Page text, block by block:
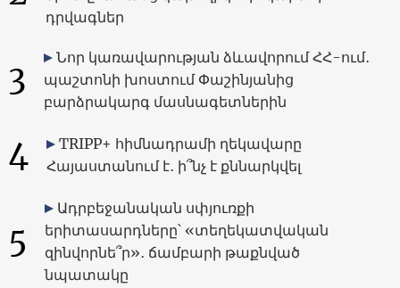
դրվագներ
3
Նոր կառավարության ձևավորում ՀՀ-ում․
պաշտոնի խոստում Փաշինյանից
բարձրակարգ մասնագետներին
4
TRIPP+ հիմնադրամի ղեկավարը
Հայաստանում է․ ի՞նչ է քննարկվել
5
Ադրբեջանական սփյուռքի
երիտասարդները՝ «տեղեկատվական
զինվորնե՞ր»․ ճամբարի թաքնված
նպատակը